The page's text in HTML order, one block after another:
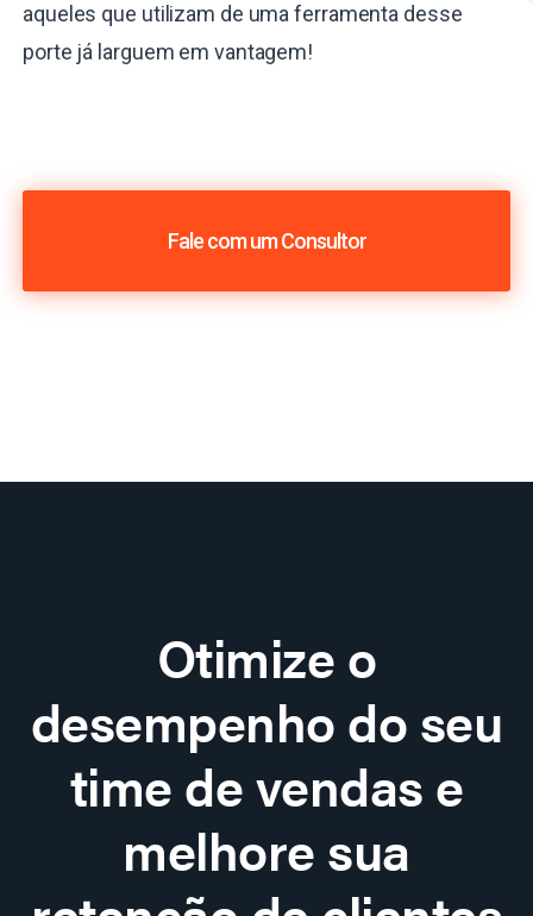
aqueles que utilizam de uma ferramenta desse
porte já larguem em vantagem!
Fale com um Consultor
Otimize o
desempenho do seu
time de vendas e
melhore sua